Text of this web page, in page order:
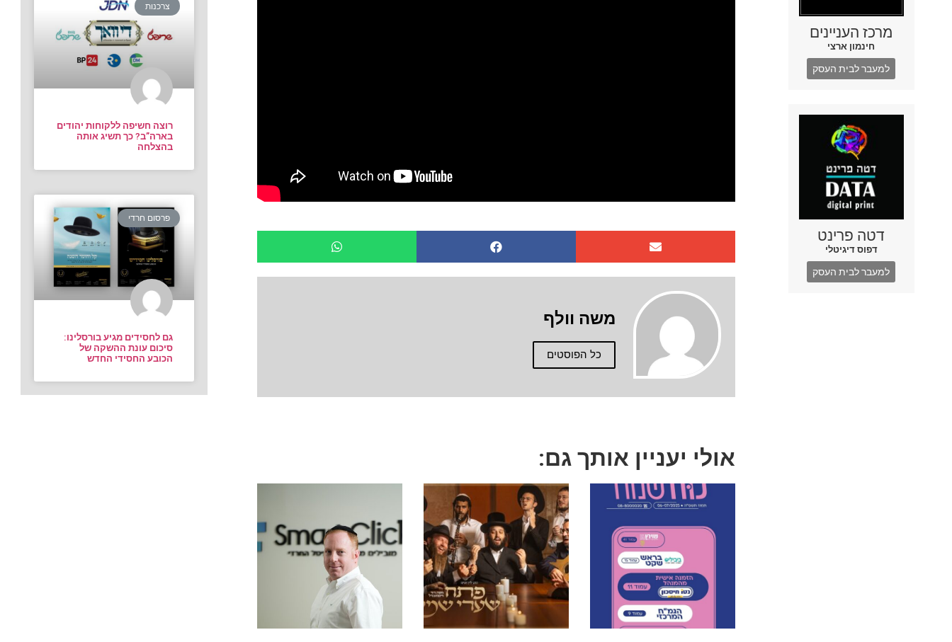
מרכז העניינים
חינמון ארצי
למעבר לבית העסק
דטה פרינט
דפוס דיגיטלי
למעבר לבית העסק
משה וולף
כל הפוסטים
אולי יעניין אותך גם:
צרכנות
רוצה חשיפה ללקוחות יהודים
בארה”ב? כך תשיג אותה
בהצלחה
פרסום חרדי
גם לחסידים מגיע בורסלינו:
סיכום עונת ההשקה של
הכובע החסידי החדש